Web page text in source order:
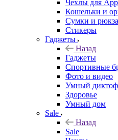
Чехлы для
Кошельки и
Сумки и
Стикеры
Гаджеты
Назад
Гаджеты
Спортивные
Фото и видео
Умный
Здоровье
Умный дом
Sale
Назад
Sale